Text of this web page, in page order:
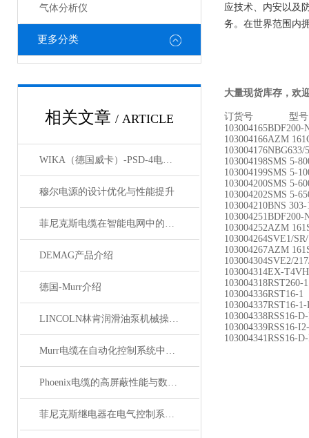
气体分析仪
更多分类
相关文章 / ARTICLE
WIKA（德国威卡）-PSD-4电子压力开关
穆尔电源的设计优化与性能提升
菲尼克斯电缆在智能电网中的应用
DEMAG产品介绍
德国-Murr介绍
LINCOLN林肯润滑油泵机械操作原理
Murr电缆在自动化控制系统中的应用
Phoenix电缆的高屏蔽性能与数据传输优势
菲尼克斯继电器在电气控制系统中的应用
应技术、内安以及
务。在世界范围内
大量现货库存，欢
订货号 型号
103004165BDF200-
103004166AZM
103004176NBG633/
103004198SMS 5-
103004199SMS 5-
103004200SMS 5-
103004202SMS 5-
103004210BNS
103004252AZM
103004264SVE1/
103004267AZM
103004304SVE2/
103004314EX-
103004318RST260-1
103004336RST16-1
103004337RST16-1-
103004338RSS16-
103004339RSS16-
103004341RSS16-